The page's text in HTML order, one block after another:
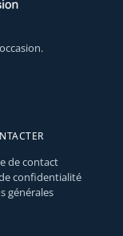
de contact
confidentialité
générales